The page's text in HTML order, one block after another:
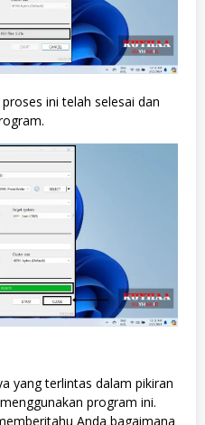
ini telah selesai dan
yang terlintas dalam pikiran
program ini.
Anda bagaimana